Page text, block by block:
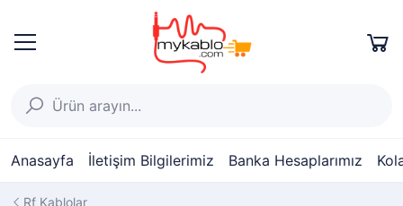
Anasayfa İletişim Bilgilerimiz Banka Hesaplarımız
Rf Kablolar